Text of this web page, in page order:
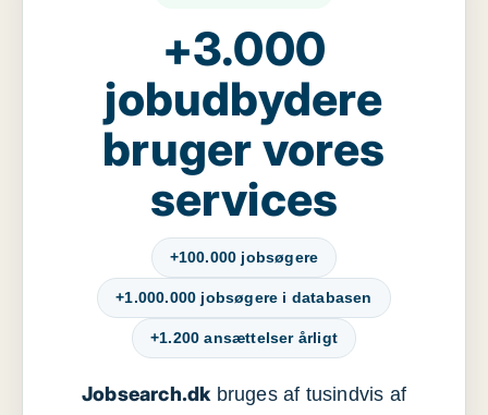
+3.000
jobudbydere
bruger vores
services
+100.000 jobsøgere
+1.000.000 jobsøgere i databasen
+1.200 ansættelser årligt
Jobsearch.dkbruges af tusindvis af